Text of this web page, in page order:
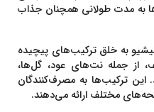
به مدت طولانی همچنان جذاب
به خلق ترکیب‌های پیچیده
از جمله نت‌های عود، گل‌ها،
این ترکیب‌ها به مصرف‌کنندگان
مختلف ارائه می‌دهند.